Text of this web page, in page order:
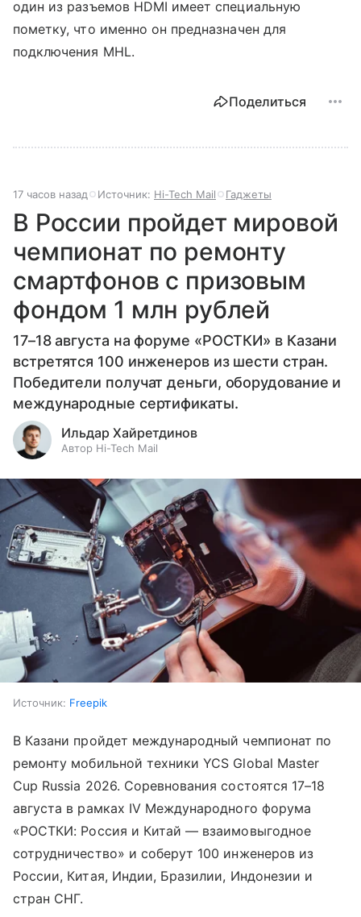
один из разъемов HDMI имеет специальную
пометку, что именно он предназначен для
подключения MHL.
Поделиться
17 часов назад Источник: Hi-Tech Mail Гаджеты
В России пройдет мировой
чемпионат по ремонту
смартфонов с призовым
фондом 1 млн рублей
17–18 августа на форуме «РОСТКИ» в Казани
встретятся 100 инженеров из шести стран.
Победители получат деньги, оборудование и
международные сертификаты.
Ильдар Хайретдинов
Автор Hi-Tech Mail
Источник: Freepik
В Казани пройдет международный чемпионат по
ремонту мобильной техники YCS Global Master
Cup Russia 2026. Соревнования состоятся 17–18
августа в рамках IV Международного форума
«РОСТКИ: Россия и Китай — взаимовыгодное
сотрудничество» и соберут 100 инженеров из
России, Китая, Индии, Бразилии, Индонезии и
стран СНГ.